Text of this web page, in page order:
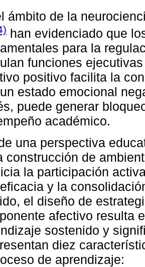
ámbito de la
han evidenciado que
para la
funciones
positivo facilita la
estado emocional
puede generar
académico.
una perspectiva
construcción de
la participación
y la
el diseño de
afectivo resulta
sostenido y
diez
de aprendizaje: